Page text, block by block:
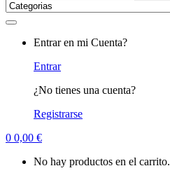
Entrar en mi Cuenta?
Entrar
¿No tienes una cuenta?
Registrarse
0 0,00 €
No hay productos en el carrito.